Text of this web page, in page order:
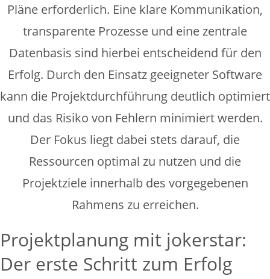
Pläne erforderlich. Eine klare Kommunikation,
transparente Prozesse und eine zentrale
Datenbasis sind hierbei entscheidend für den
Erfolg. Durch den Einsatz geeigneter Software
kann die Projektdurchführung deutlich optimiert
und das Risiko von Fehlern minimiert werden.
Der Fokus liegt dabei stets darauf, die
Ressourcen optimal zu nutzen und die
Projektziele innerhalb des vorgegebenen
Rahmens zu erreichen.
Projektplanung mit jokerstar:
Der erste Schritt zum Erfolg